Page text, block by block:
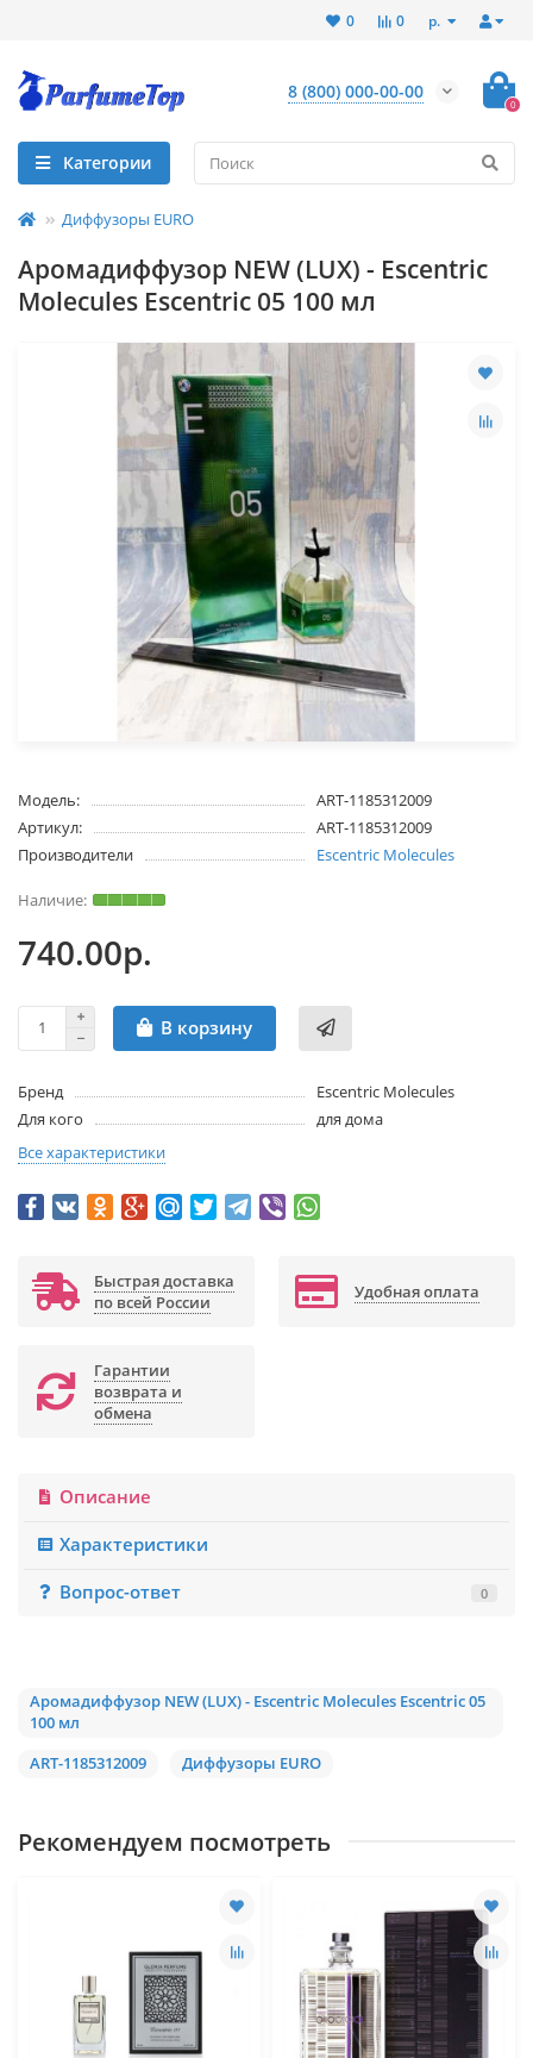
р.
0
0
8 (800) 000-00-00
0
Категории
Диффузоры EURO
Аромадиффузор NEW (LUX) - Escentric
Molecules Escentric 05 100 мл
Модель:
ART-1185312009
Артикул:
ART-1185312009
Производители
Escentric Molecules
740.00р.
В корзину
Бренд
Escentric Molecules
Для кого
для дома
Все характеристики
Быстрая доставка
по всей России
Удобная оплата
Гарантии
возврата и
обмена
Описание
Характеристики
Вопрос-ответ
0
Аромадиффузор NEW (LUX) - Escentric Molecules Escentric 05
100 мл
ART-1185312009
Диффузоры EURO
Рекомендуем посмотреть